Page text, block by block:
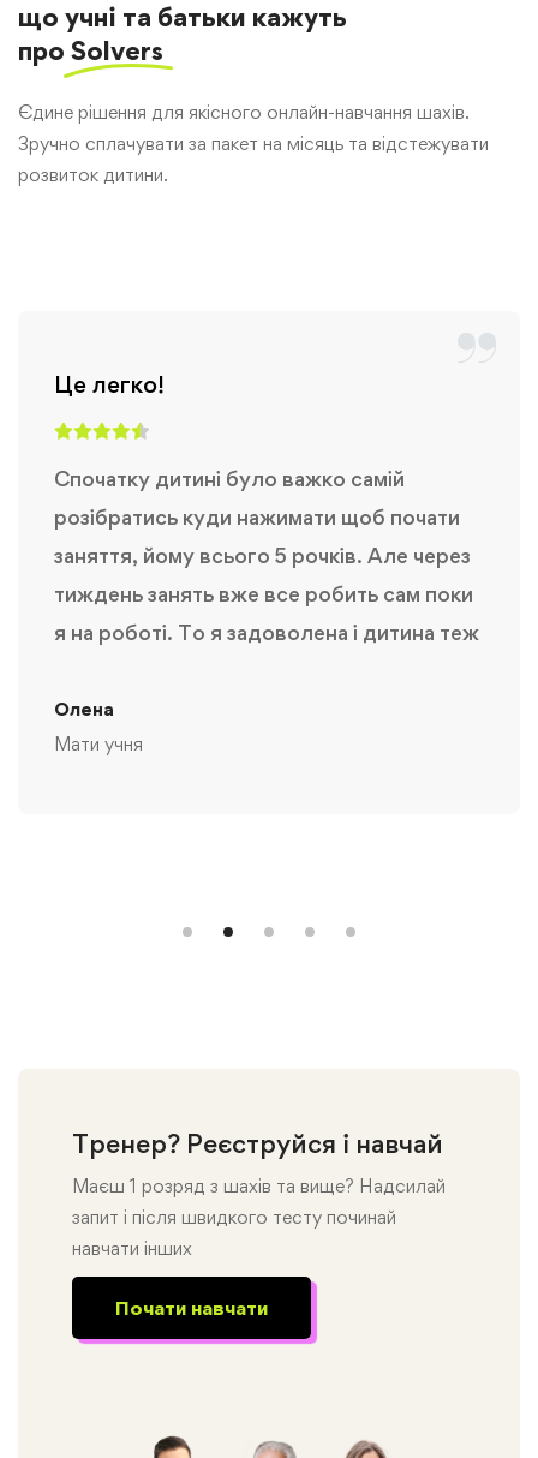
що учні та батьки кажуть
про Solvers
Єдине рішення для якісного онлайн-навчання шахів.
Зручно сплачувати за пакет на місяць та відстежувати
розвиток дитини.
Це легко!
Спочатку дитині було важко самій
розібратись куди нажимати щоб почати
заняття, йому всього 5 рочків. Але через
тиждень занять вже все робить сам поки
я на роботі. То я задоволена і дитина теж
Олена
Мати учня
Тренер? Реєструйся і навчай
Маєш 1 розряд з шахів та вище? Надсилай
запит і після швидкого тесту починай
навчати інших
Почати навчати